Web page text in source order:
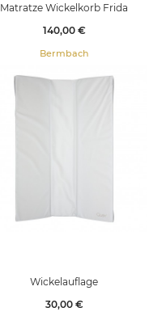
Matratze Wickelkorb Frida
Preis
140,00 €
Bermbach
Wickelauflage
Preis
30,00 €